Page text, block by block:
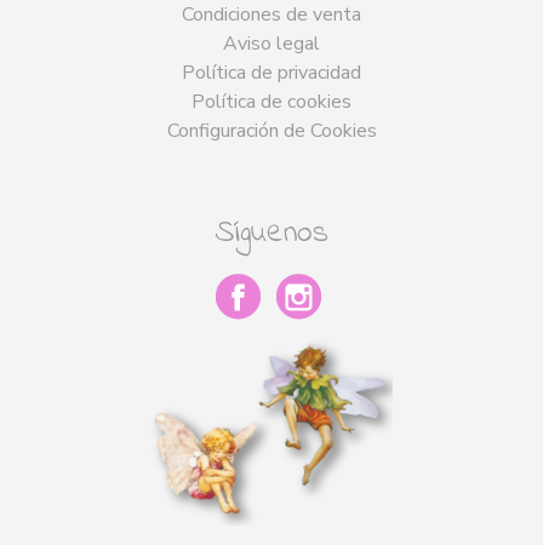
Condiciones de venta
Aviso legal
Política de privacidad
Política de cookies
Configuración de Cookies
Síguenos